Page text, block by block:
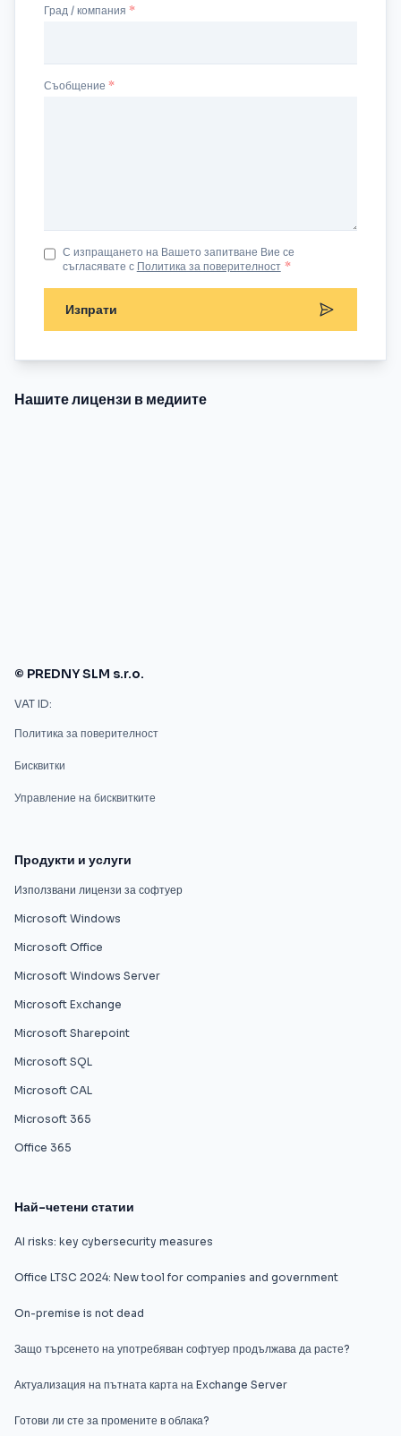
Съобщение
Град / компания
С изпращането на Вашето запитване Вие се
съгласявате с Политика за поверителност *
Изпрати
Нашите лицензи в медиите
© PREDNY SLM s.r.o.
VAT ID:
Политика за поверителност
Бисквитки
Управление на бисквитките
Продукти и услуги
Използвани лицензи за софтуер
Microsoft Windows
Microsoft Office
Microsoft Windows Server
Microsoft Exchange
Microsoft Sharepoint
Microsoft SQL
Microsoft CAL
Microsoft 365
Office 365
Най-четени статии
AI risks: key cybersecurity measures
Office LTSC 2024: New tool for companies and government
On-premise is not dead
Защо търсенето на употребяван софтуер продължава да расте?
Актуализация на пътната карта на Exchange Server
Готови ли сте за промените в облака?